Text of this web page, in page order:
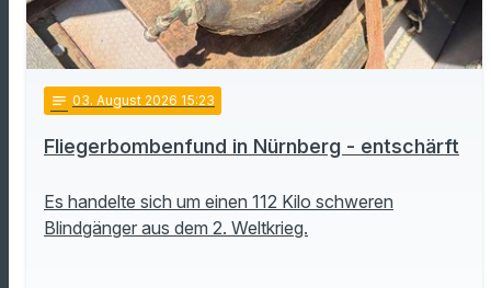
notes 03. August 2026 15:23
Fliegerbombenfund in Nürnberg - entschärft
Es handelte sich um einen 112 Kilo schweren
Blindgänger aus dem 2. Weltkrieg.